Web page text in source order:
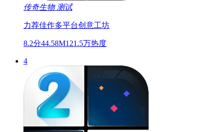
传奇生物 测试
力荐佳作多平台创意工坊
8.2分44.58M121.5万热度
4